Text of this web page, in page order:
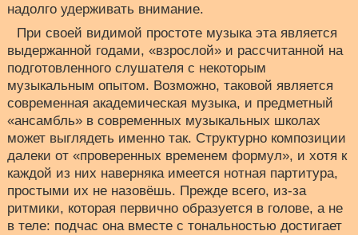
надолго удерживать внимание.
При своей видимой простоте музыка эта является
выдержанной годами, «взрослой» и рассчитанной на
подготовленного слушателя с некоторым
музыкальным опытом. Возможно, таковой является
современная академическая музыка, и предметный
«ансамбль» в современных музыкальных школах
может выглядеть именно так. Структурно композиции
далеки от «проверенных временем формул», и хотя к
каждой из них наверняка имеется нотная партитура,
простыми их не назовёшь. Прежде всего, из-за
ритмики, которая первично образуется в голове, а не
в теле: подчас она вместе с тональностью достигает